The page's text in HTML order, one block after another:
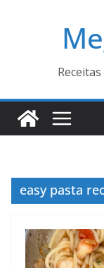
easy pasta